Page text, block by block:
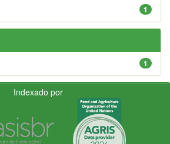
1
1
Indexado por